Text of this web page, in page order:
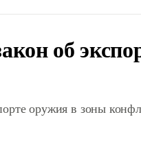
об
оружия в зоны